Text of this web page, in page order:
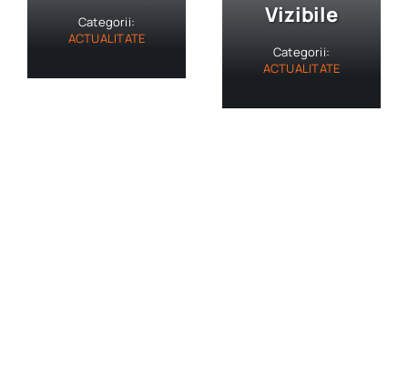
Categorii:
ACTUALITATE
Vizibile
Categorii:
ACTUALITATE